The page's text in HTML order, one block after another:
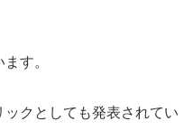
す。
クとしても発表されてい